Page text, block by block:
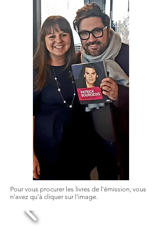
Pour vous procurer les livres de l'émission, vous
n'avez qu'à cliquer sur l'image.